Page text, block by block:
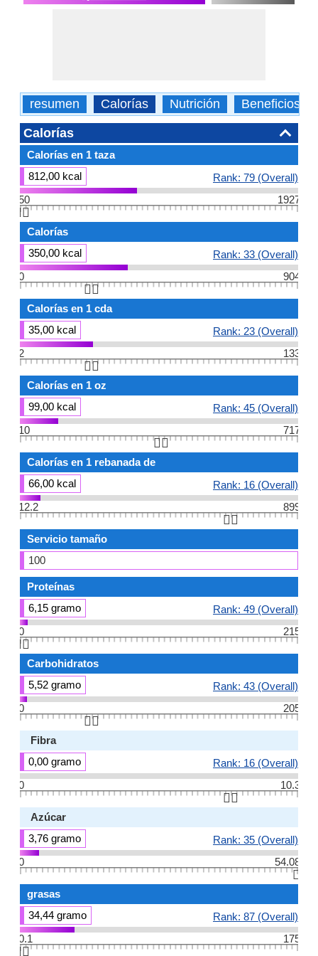
resumen Calorías Nutrición Beneficios
Calorías
Calorías en 1 taza
812,00 kcal
Rank: 79 (Overall)
50
1927
👆🏻
Calorías
350,00 kcal
Rank: 33 (Overall)
0
904
👆🏻
Calorías en 1 cda
35,00 kcal
Rank: 23 (Overall)
2
133
👆🏻
Calorías en 1 oz
99,00 kcal
Rank: 45 (Overall)
10
717
👆🏻
Calorías en 1 rebanada de
66,00 kcal
Rank: 16 (Overall)
12.2
899
👆🏻
Servicio tamaño
100
Proteínas
6,15 gramo
Rank: 49 (Overall)
0
215
👆🏻
Carbohidratos
5,52 gramo
Rank: 43 (Overall)
0
205
👆🏻
Fibra
0,00 gramo
Rank: 16 (Overall)
0
10.3
👆🏻
Azúcar
3,76 gramo
Rank: 35 (Overall)
0
54.08
👆🏻
grasas
34,44 gramo
Rank: 87 (Overall)
0.1
175
👆🏻